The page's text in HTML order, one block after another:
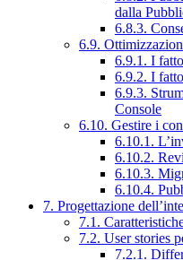
dalla
6.8.3.
6.9.
6.9.1. I
6.9.2. I
6.9.3.
Console
6.10. Gestire i
6.10.1.
6.10.2.
6.10.3.
6.10.4.
7. Progettazione
7.1.
7.2. User stories
7.2.1.